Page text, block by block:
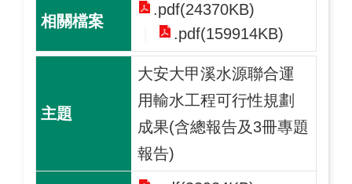
.pdf(24370KB)
.pdf(159914KB)
大安大甲溪水源聯合運
用輸水工程可行性規劃
成果(含總報告及3冊專題
報告)